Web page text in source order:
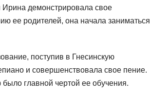
Ирина демонстрировала свое
ее родителей, она начала заниматься
поступив в Гнесинскую
и совершенствовала свое пение.
главной чертой ее обучения.